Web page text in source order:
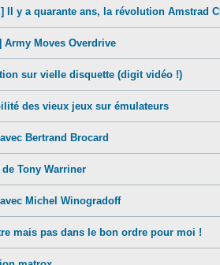
Il y a quarante ans, la révolution Amstrad
Army Moves Overdrive
sur vielle disquette (digit vidéo !)
des vieux jeux sur émulateurs
Bertrand Brocard
Tony Warriner
Michel Winogradoff
mais pas dans le bon ordre pour moi !